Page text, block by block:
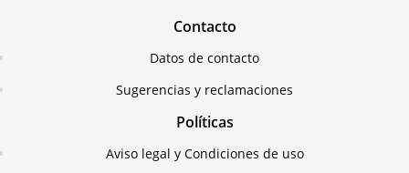
Contacto
Datos de contacto
Sugerencias y reclamaciones
Políticas
Aviso legal y Condiciones de uso